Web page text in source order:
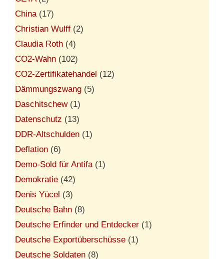
China(17)
Christian Wulff (2)
Claudia Roth (4)
CO2-Wahn (102)
CO2-Zertifikatehandel (12)
Dämmungszwang (5)
Daschitschew(1)
Datenschutz (13)
DDR-Altschulden (1)
Deflation (6)
Demo-Sold für Antifa(1)
Demokratie (42)
Denis Yücel (3)
Deutsche Bahn (8)
Deutsche Erfinder und Entdecker (1)
Deutsche Exportüberschüsse (1)
Deutsche Soldaten (8)